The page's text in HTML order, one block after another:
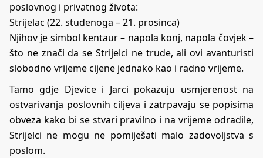
poslovnog i privatnog života:
Strijelac (22. studenoga – 21. prosinca)
Njihov je simbol kentaur – napola konj, napola čovjek –
što ne znači da se Strijelci ne trude, ali ovi avanturisti
slobodno vrijeme cijene jednako kao i radno vrijeme.
Tamo gdje Djevice i Jarci pokazuju usmjerenost na
ostvarivanja poslovnih ciljeva i zatrpavaju se popisima
obveza kako bi se stvari pravilno i na vrijeme odradile,
Strijelci ne mogu ne pomiješati malo zadovoljstva s
poslom.